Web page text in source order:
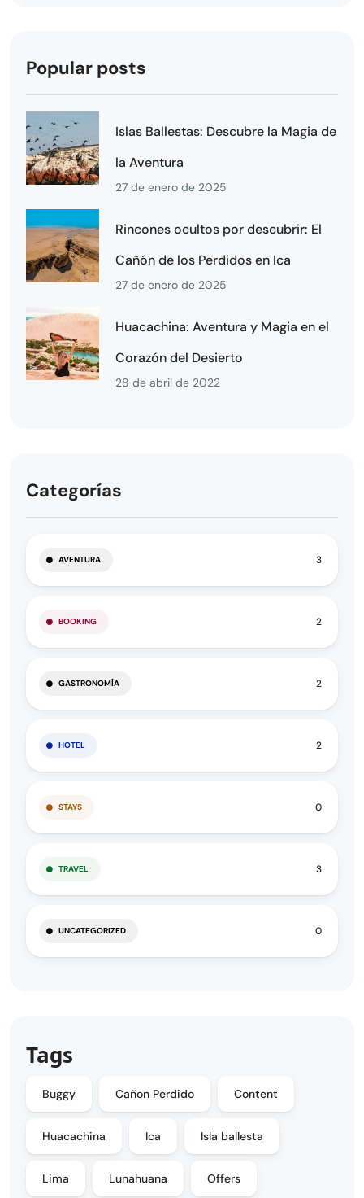
Popular posts
Islas Ballestas: Descubre la Magia de
la Aventura
27 de enero de 2025
Rincones ocultos por descubrir: El
Cañón de los Perdidos en Ica
27 de enero de 2025
Huacachina: Aventura y Magia en el
Corazón del Desierto
28 de abril de 2022
Categorías
AVENTURA 3
BOOKING 2
GASTRONOMÍA 2
HOTEL 2
STAYS 0
TRAVEL 3
UNCATEGORIZED 0
Tags
Buggy Cañon Perdido Content
Huacachina Ica Isla ballesta
Lima Lunahuana Offers